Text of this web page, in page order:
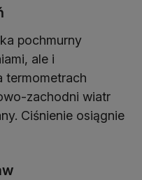
pochmurny
ale i
termometrach
zachodni wiatr
Ciśnienie osiągnie